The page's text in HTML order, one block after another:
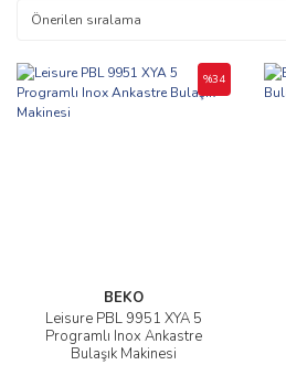
BEKO
Leisure PBL 9951 XYA 5
Programlı Inox Ankastre
Bulaşık Makinesi
%34